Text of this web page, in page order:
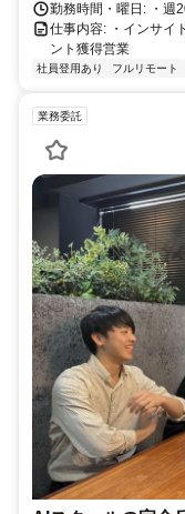
勤務時間・曜日: ・週
仕事内容: ・インサイ
ント獲得営業
社員登用あり フルリモート
業務委託